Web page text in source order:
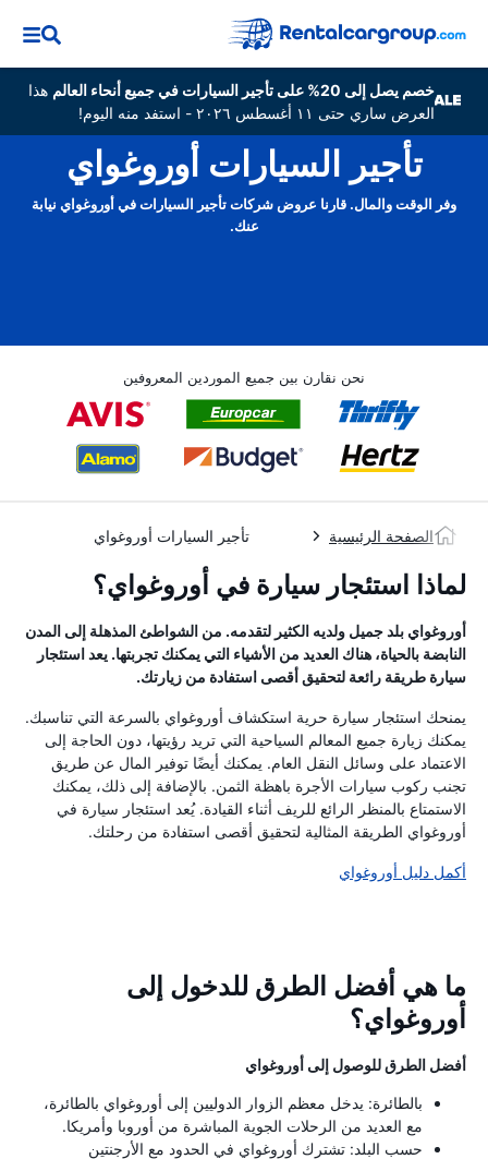
خصم يصل إلى 20% على تأجير السيارات في جميع أنحاء العالم
هذا
العرض ساري حتى ١١ أغسطس ٢٠٢٦ - استفد منه اليوم!
تأجير السيارات أوروغواي
وفر الوقت والمال. قارنا عروض شركات تأجير السيارات في أوروغواي نيابة
عنك.
نحن نقارن بين جميع الموردين المعروفين
الصفحة الرئيسية تأجير السيارات أوروغواي
لماذا استئجار سيارة في أوروغواي؟
أوروغواي بلد جميل ولديه الكثير لتقدمه. من الشواطئ المذهلة إلى المدن
النابضة بالحياة، هناك العديد من الأشياء التي يمكنك تجربتها. يعد استئجار
سيارة طريقة رائعة لتحقيق أقصى استفادة من زيارتك.
يمنحك استئجار سيارة حرية استكشاف أوروغواي بالسرعة التي تناسبك.
يمكنك زيارة جميع المعالم السياحية التي تريد رؤيتها، دون الحاجة إلى
الاعتماد على وسائل النقل العام. يمكنك أيضًا توفير المال عن طريق
تجنب ركوب سيارات الأجرة باهظة الثمن. بالإضافة إلى ذلك، يمكنك
الاستمتاع بالمنظر الرائع للريف أثناء القيادة. يُعد استئجار سيارة في
أوروغواي الطريقة المثالية لتحقيق أقصى استفادة من رحلتك.
أكمل دليل أوروغواي
ما هي أفضل الطرق للدخول إلى
أوروغواي؟
أفضل الطرق للوصول إلى أوروغواي
بالطائرة: يدخل معظم الزوار الدوليين إلى أوروغواي بالطائرة،
مع العديد من الرحلات الجوية المباشرة من أوروبا وأمريكا.
حسب البلد: تشترك أوروغواي في الحدود مع الأرجنتين